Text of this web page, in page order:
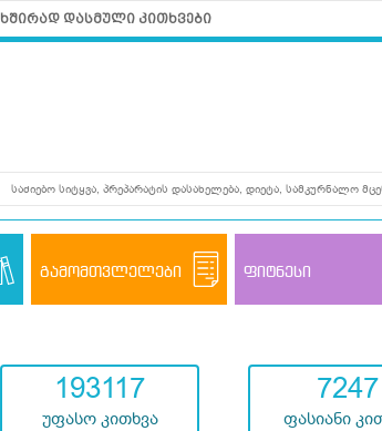
ხშირად დასმული კითხვები
გამომთვლელები ფიტნესი
193117
უფასო კითხვა
7247
ფასიანი